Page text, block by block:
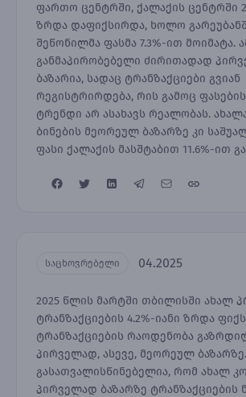
ფართო ცენტრში, ქალაქის ცენტრში
ზრდა დაფიქსირდა, ხოლო
შეწონილმა ფასმა 7.3%-ით მოიმატა.
განმაპირობებელი ძირითადად
ბაზარია, სადაც ტრანზაქციები გვიან
რეგისტრირდება, რის გამოც
ტრენდი არ ასახავს რეალობას.
ბინების მეორეულ ბაზარზე კი
ფასი ქალაქის მასშტაბით 11.6%-ით
საცხოვრებელი 04.2025
2025 წლის მარტში თბილისში ახალ
ტრანზაქციების 4.2%-იანი ზრდა
ტრანზაქციების რაოდენობა
პირველად, ასევე, მეორეულ ბაზარზე.
გასათვალისწინებელია, რომ ახალ
პირველად ბაზარზე ტრანზაქციების